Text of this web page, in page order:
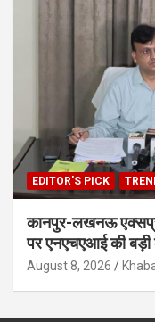
EDITOR'S PICK
कानपुर-लखनऊ
पर एनएचएआई की बड़ी
August 8, 2026